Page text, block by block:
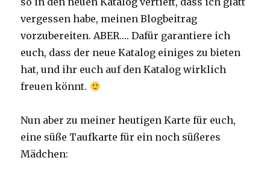
vergessen habe, meinen Blogbeitrag
vorzubereiten. ABER…. Dafür garantiere ich
euch, dass der neue Katalog einiges zu bieten
hat, und ihr euch auf den Katalog wirklich
freuen könnt.
Nun aber zu meiner heutigen Karte für euch,
eine süße Taufkarte für ein noch süßeres
Mädchen: